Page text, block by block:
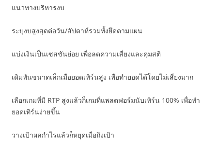
แนวทางบริหารงบ
ระบุงบสูงสุดต่อวัน/สัปดาห์รวมทั้งยึดตามแผน
แบ่งเงินเป็นเซสชันย่อย เพื่อลดความเสี่ยงและคุมสติ
เดิมพันขนาดเล็กเมื่อยอดเทิร์นสูง เพื่อทำยอดได้โดยไม่เสี่ยงมาก
เลือกเกมที่มี RTP สูงแล้วก็เกมที่แพลตฟอร์มนับเทิร์น 100% เพื่อทำ
ยอดเทิร์นง่ายขึ้น
วางเป้าผลกำไรแล้วก็หยุดเมื่อถึงเป้า